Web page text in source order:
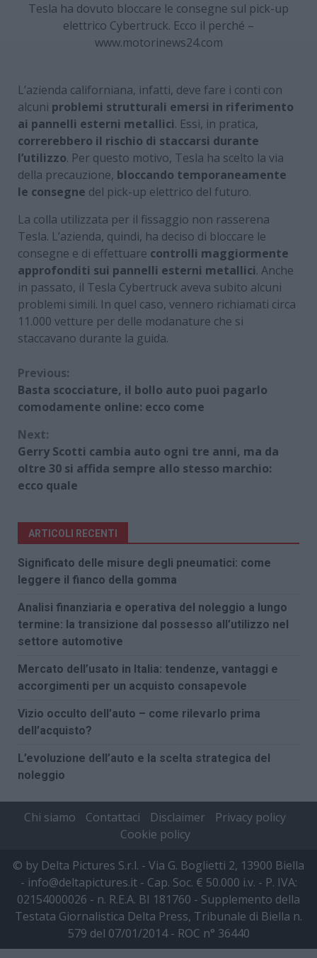
Tesla ha dovuto bloccare le consegne sul pick-up
elettrico Cybertruck. Ecco il perché –
www.motorinews24.com
L’azienda californiana, infatti, deve fare i conti con
alcuni problemi strutturali emersi in riferimento
ai pannelli esterni metallici. Essi, in pratica,
correrebbero il rischio di staccarsi durante
l’utilizzo. Per questo motivo, Tesla ha scelto la via
della precauzione, bloccando temporaneamente
le consegne del pick-up elettrico del futuro.
La colla utilizzata per il fissaggio non rasserena
Tesla. L’azienda, quindi, ha deciso di bloccare le
consegne e di effettuare controlli maggiormente
approfonditi sui pannelli esterni metallici. Anche
in passato, il Tesla Cybertruck aveva subito alcuni
problemi simili. In quel caso, vennero richiamati circa
11.000 vetture per delle modanature che si
staccavano durante la guida.
Continue
Reading
Previous:
Basta scocciature, il bollo auto puoi pagarlo
comodamente online: ecco come
Next:
Gerry Scotti cambia auto ogni tre anni, ma da
oltre 30 si affida sempre allo stesso marchio:
ecco quale
ARTICOLI RECENTI
Significato delle misure degli pneumatici: come
leggere il fianco della gomma
Analisi finanziaria e operativa del noleggio a lungo
termine: la transizione dal possesso all’utilizzo nel
settore automotive
Mercato dell’usato in Italia: tendenze, vantaggi e
accorgimenti per un acquisto consapevole
Vizio occulto dell’auto – come rilevarlo prima
dell’acquisto?
L’evoluzione dell’auto e la scelta strategica del
noleggio
Chi siamo Contattaci Disclaimer
Privacy policy
Cookie policy
© by Delta Pictures S.r.l. - Via G. Boglietti 2, 13900 Biella
- info@deltapictures.it - Cap. Soc. € 50.000 i.v. - P. IVA:
02154000026 - n. R.E.A. BI 181760 - Supplemento della
Testata Giornalistica Delta Press, Tribunale di Biella n.
579 del 07/01/2014 - ROC n° 36440